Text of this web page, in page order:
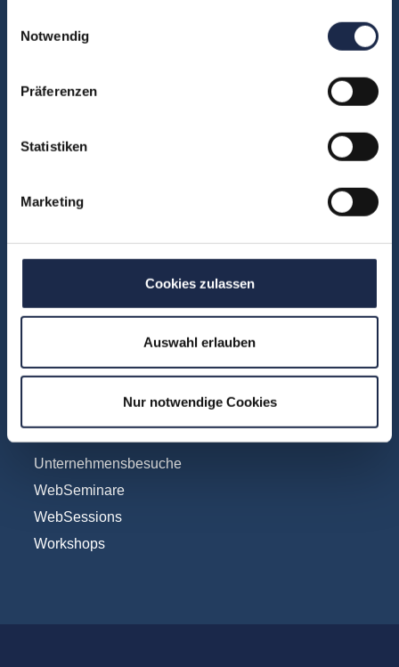
Notwendig
Präferenzen
Statistiken
Marketing
Cookies zulassen
Auswahl erlauben
Nur notwendige Cookies
Fachbereiche
Anzeigen
Internationales
KI
Redaktion
Social & Community
Vertrieb
Formate
Unternehmensbesuche
WebSeminare
WebSessions
Workshops